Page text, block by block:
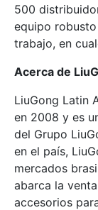
500
equipo
trabajo, en
Acerca de
LiuGong Latin
en 2008 y es
del Grupo
en el país,
mercados
abarca la
accesorios